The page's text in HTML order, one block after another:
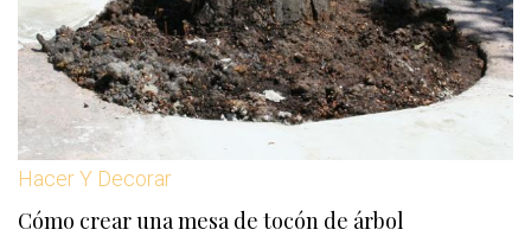
Hacer Y Decorar
Cómo crear una mesa de tocón de árbol